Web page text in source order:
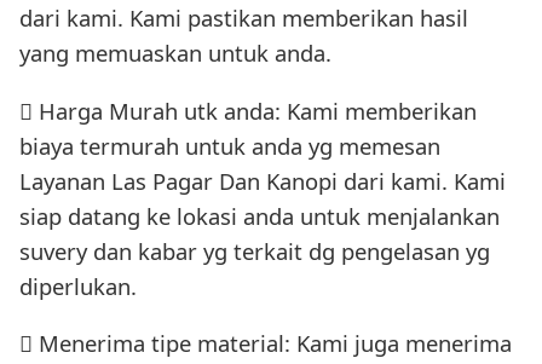
dari kami. Kami pastikan memberikan hasil
yang memuaskan untuk anda.
 Harga Murah utk anda: Kami memberikan
biaya termurah untuk anda yg memesan
Layanan Las Pagar Dan Kanopi dari kami. Kami
siap datang ke lokasi anda untuk menjalankan
suvery dan kabar yg terkait dg pengelasan yg
diperlukan.
 Menerima tipe material: Kami juga menerima